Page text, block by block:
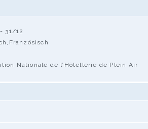
31/12
Nationale de l’Hôtellerie de Plein Air